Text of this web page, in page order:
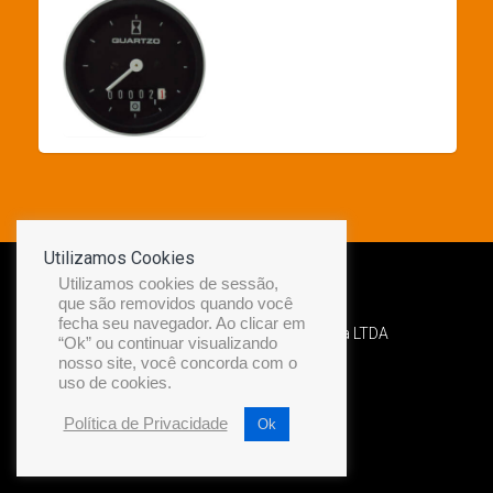
Desenvolvido por Diamond Náutica LTDA
Utilizamos Cookies
Utilizamos cookies de sessão,
que são removidos quando você
fecha seu navegador. Ao clicar em
“Ok” ou continuar visualizando
nosso site, você concorda com o
uso de cookies.
Política de Privacidade Ok